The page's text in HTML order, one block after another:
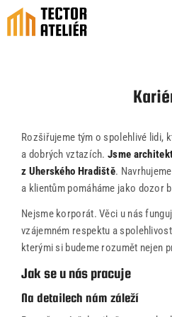
Rozšiřujeme tým o spolehlivé lidi,
a dobrých vztazích.Jsme
z Uherského Hradiště. Navrhujeme
a klientům pomáháme jako dozor
Nejsme korporát. Věci u nás
vzájemném respektu a
kterými si budeme rozumět nejen
Jak se u nás pracuje
Na detailech nám záleží